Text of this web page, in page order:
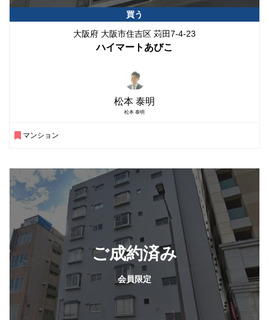
買う
大阪府 大阪市住吉区 苅田7-4-23
ハイマートあびこ
松本 泰明
松本 泰明
マンション
ご成約済み
会員限定